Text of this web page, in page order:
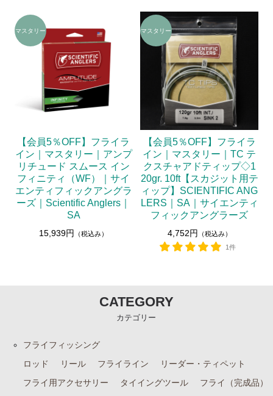
【会員5％OFF】フライラ
イン｜マスタリー｜アンプ
リチュード スムース イン
フィニティ（WF）｜サイ
エンティフィックアングラ
ーズ｜Scientific Anglers｜
SA
15,939円 （税込み）
【会員5％OFF】フライラ
イン｜マスタリー｜TC テ
クスチャアドティップ◇1
20gr. 10ft【スカジット用テ
ィップ】SCIENTIFIC ANG
LERS｜SA｜サイエンティ
フィックアングラーズ
4,752円
（税込み）
1件
CATEGORY
カテゴリー
フライフィッシング
ロッド
リール フライライン
リーダー・ティペット
フライ用アクセサリー
タイイングツール
フライ（完成品）